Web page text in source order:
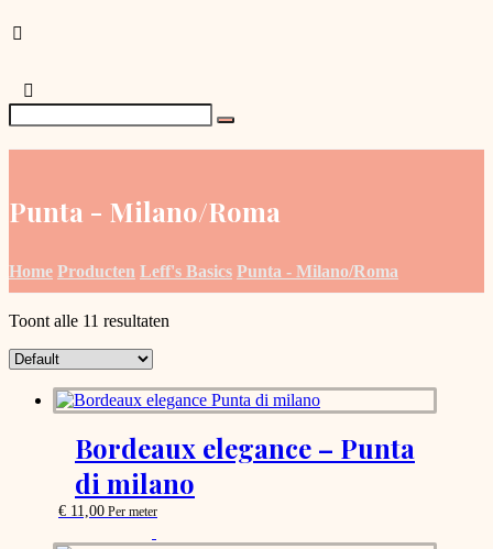
Punta - Milano/Roma
Home Producten Leff's Basics Punta - Milano/Roma
Toont alle 11 resultaten
Bordeaux elegance – Punta
di milano
€ 11,00 Per meter